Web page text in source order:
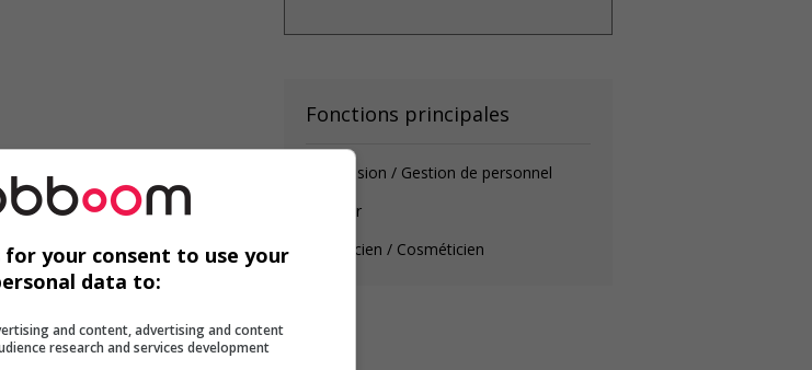
Fonctions principales
Supervision / Gestion de personnel
Coiffeur
Esthéticien / Cosméticien
for your consent to use your
data to:
and content, advertising and content
research and services development